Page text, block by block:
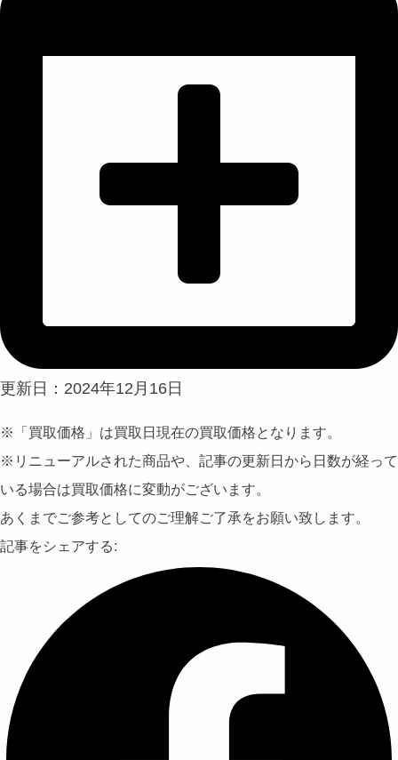
更新日：2024年12月16日
※「買取価格」は買取日現在の買取価格となります。
※リニューアルされた商品や、記事の更新日から日数が経って
いる場合は買取価格に変動がございます。
あくまでご参考としてのご理解ご了承をお願い致します。
記事をシェアする: